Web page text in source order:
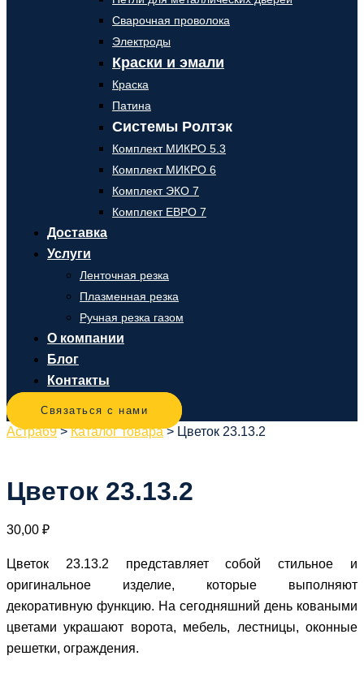
Сварочная проволока
Электроды
Краски и эмали
Краска
Патина
Системы Ролтэк
Комплект МИКРО 5.3
Комплект МИКРО 6
Комплект ЭКО 7
Комплект ЕВРО 7
Доставка
Услуги
Ленточная резка
Плазменная резка
Ручная резка газом
О компании
Блог
Контакты
Связаться с нами
Астра69>Каталог товара> Цветок 23.13.2
Цветок 23.13.2
30,00 ₽
Цветок 23.13.2 представляет собой стильное и
оригинальное изделие, которые выполняют
декоративную функцию. На сегодняшний день коваными
цветами украшают ворота, мебель, лестницы, оконные
решетки, ограждения.